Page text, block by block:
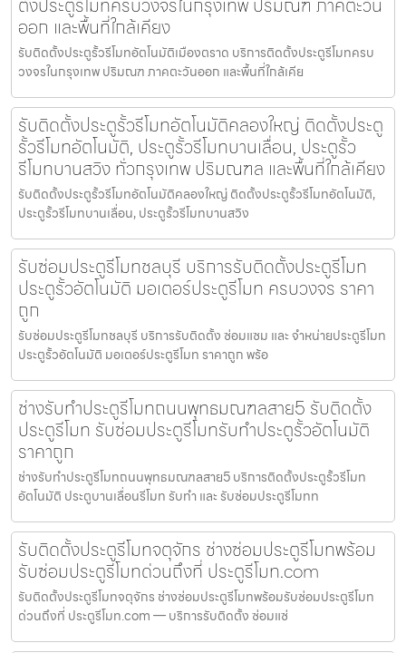
ออก และพื้นที่ใกล้เคียง
รับติดตั้งประตูรั้วรีโมทอัตโนมัติเมืองตราด บริการติดตั้งประตูรีโมทครบ
วงจรในกรุงเทพ ปริมณฑ ภาคตะวันออก และพื้นที่ใกล้เคีย
รับติดตั้งประตูรั้วรีโมทอัตโนมัติคลองใหญ่ ติดตั้งประตู
รั้วรีโมทอัตโนมัติ, ประตูรั้วรีโมทบานเลื่อน, ประตูรั้ว
รีโมทบานสวิง ทั่วกรุงเทพ ปริมณฑล และพื้นที่ใกล้เคียง
รับติดตั้งประตูรั้วรีโมทอัตโนมัติคลองใหญ่ ติดตั้งประตูรั้วรีโมทอัตโนมัติ,
ประตูรั้วรีโมทบานเลื่อน, ประตูรั้วรีโมทบานสวิง
รับซ่อมประตูรีโมทชลบุรี บริการรับติดตั้งประตูรีโมท
ประตูรั้วอัตโนมัติ มอเตอร์ประตูรีโมท ครบวงจร ราคา
ถูก
รับซ่อมประตูรีโมทชลบุรี บริการรับติดตั้ง ซ่อมแซม และ จำหน่ายประตูรีโมท
ประตูรั้วอัตโนมัติ มอเตอร์ประตูรีโมท ราคาถูก พร้อ
ช่างรับทำประตูรีโมทถนนพุทธมณฑลสาย5 รับติดตั้ง
ประตูรีโมท รับซ่อมประตูรีโมทรับทำประตูรั้วอัตโนมัติ
ราคาถูก
ช่างรับทำประตูรีโมทถนนพุทธมณฑลสาย5 บริการติดตั้งประตูรั้วรีโมท
อัตโนมัติ ประตูบานเลื่อนรีโมท รับทำ และ รับซ่อมประตูรีโมทท
รับติดตั้งประตูรีโมทจตุจักร ช่างซ่อมประตูรีโมทพร้อม
รับซ่อมประตูรีโมทด่วนถึงที่ ประตูรีโมท.com
รับติดตั้งประตูรีโมทจตุจักร ช่างซ่อมประตูรีโมทพร้อมรับซ่อมประตูรีโมท
ด่วนถึงที่ ประตูรีโมท.com — บริการรับติดตั้ง ซ่อมแซ่